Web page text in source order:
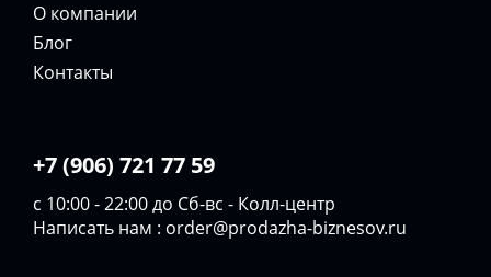
О компании
Блог
Контакты
+7 (906) 721 77 59
с 10:00 - 22:00 до Сб-вс - Колл-центр
Написать нам : order@prodazha-biznesov.ru